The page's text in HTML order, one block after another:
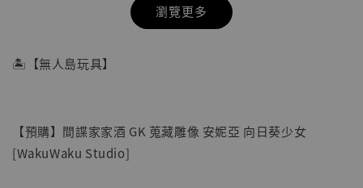
瀏覽更多
🏝【無人島玩具】
【預購】間諜家家酒 GK 蒐藏雕像 安妮亞 向日葵少女
[WakuWaku Studio]